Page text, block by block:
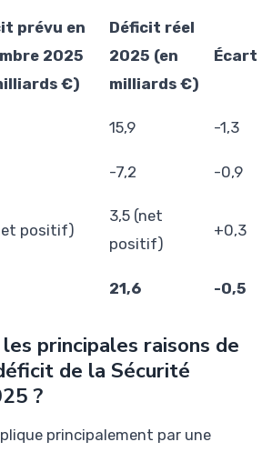
prévu en
2025
€)
Déficit réel
2025 (en
milliards €)
Écart
15,9 -1,3
-7,2
-0,9
positif)
3,5 (net
positif)
+0,3
21,6 -0,5
principales raisons de
de la Sécurité
?
principalement par une